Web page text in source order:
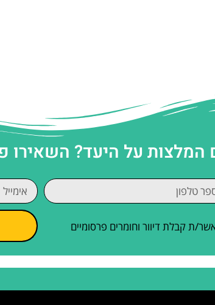
על היעד? השאירו
ת קבלת דיוור וחומרים פרסומיים